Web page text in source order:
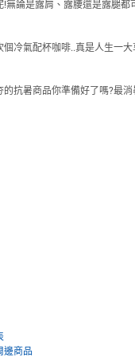
無論是露肩、露腰還是露腿都
冷氣配杯咖啡..真是人生一大
抗暑商品你準備好了嗎?最
邊商品